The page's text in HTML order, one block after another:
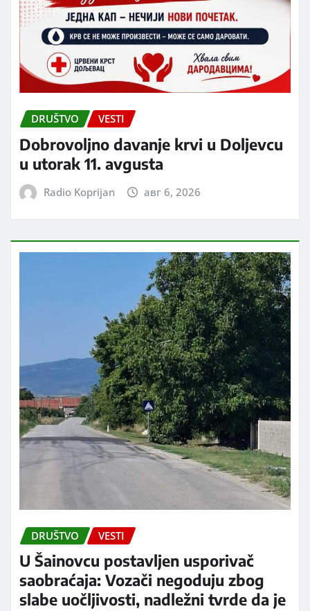
DRUŠTVO VESTI
Dobrovoljno davanje krvi u Doljevcu
u utorak 11. avgusta
Radio Koprijan авг 6, 2026
DRUŠTVO VESTI
U Šainovcu postavljen usporivač
saobraćaja: Vozači negoduju zbog
slabe uočljivosti, nadležni tvrde da je